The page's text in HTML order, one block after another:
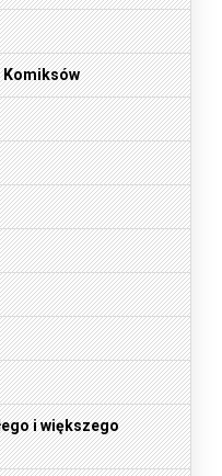
Komiksów
i większego